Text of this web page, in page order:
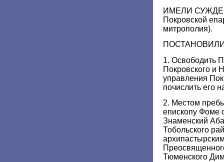
ИМЕЛИ
Покровской
митрополия).
1. Освободить
Покровского и
управления
почислить его
2. Местом
епископу Фоме
Знаменский
Тобольского
Тюменского